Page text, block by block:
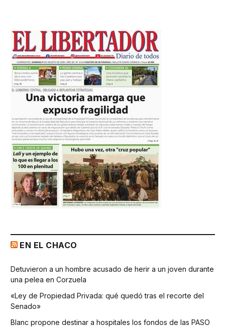
EN EL CHACO
Detuvieron a un hombre acusado de herir a un joven durante
una pelea en Corzuela
«Ley de Propiedad Privada: qué quedó tras el recorte del
Senado»
Blanc propone destinar a hospitales los fondos de las PASO